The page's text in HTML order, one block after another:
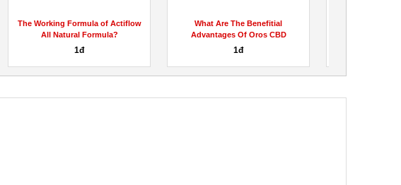
The Working Formula of Actiflow
All Natural Formula?
1đ
What Are The Benefitial
Advantages Of Oros CBD
Gummies?
1đ